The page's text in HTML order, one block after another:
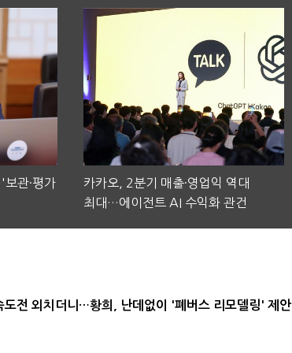
관·평가
카카오, 2분기 매출·영업익 역대
최대…에이전트 AI 수익화 관건
도전 외치더니…황희, 난데없이 '폐버스 리모델링' 제안